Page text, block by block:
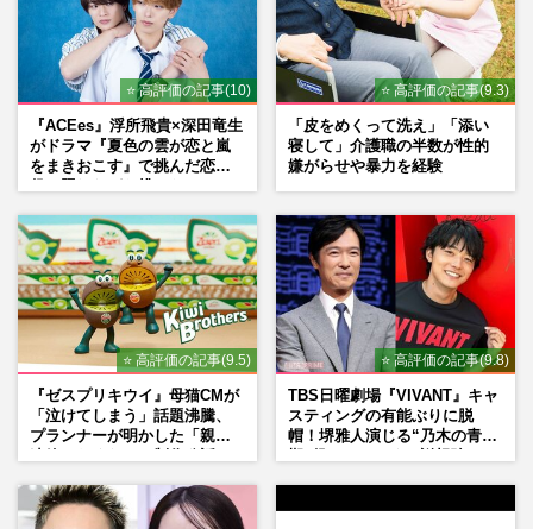
⭐ 高評価の記事(10)
『ACEes』浮所飛貴×深田竜生
がドラマ『夏色の雲が恋と嵐
をまきおこす』で挑んだ恋人
⭐ 高評価の記事(9.3)
「皮をめくって洗え」「添い
寝して」介護職の半数が性的
嫌がらせや暴力を経験
⭐ 高評価の記事(9.5)
『ゼスプリキウイ』母猫CMが
「泣けてしまう」話題沸騰、
プランナーが明かした「親に
⭐ 高評価の記事(9.8)
TBS日曜劇場『VIVANT』キャ
スティングの有能ぶりに脱
帽！堺雅人演じる“乃木の青年